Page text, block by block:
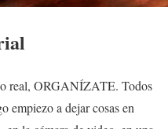
real, ORGANÍZATE. Todos
empiezo a dejar cosas en